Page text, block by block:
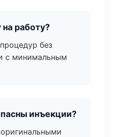
работу?
без
с минимальным
инъекции?